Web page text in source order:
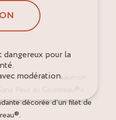
de couleur saumon.
Peur au Cointreau®»
décorée d’un filet de
dangereux pour la
modération.